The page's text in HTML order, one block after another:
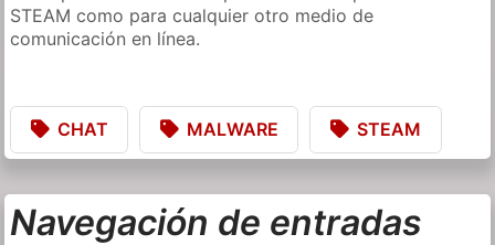
STEAM como para cualquier otro medio de
comunicación en línea.
CHAT MALWARE STEAM
Navegación de entradas